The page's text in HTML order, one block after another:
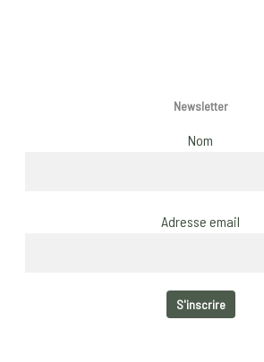
Newsletter
Nom
Adresse email